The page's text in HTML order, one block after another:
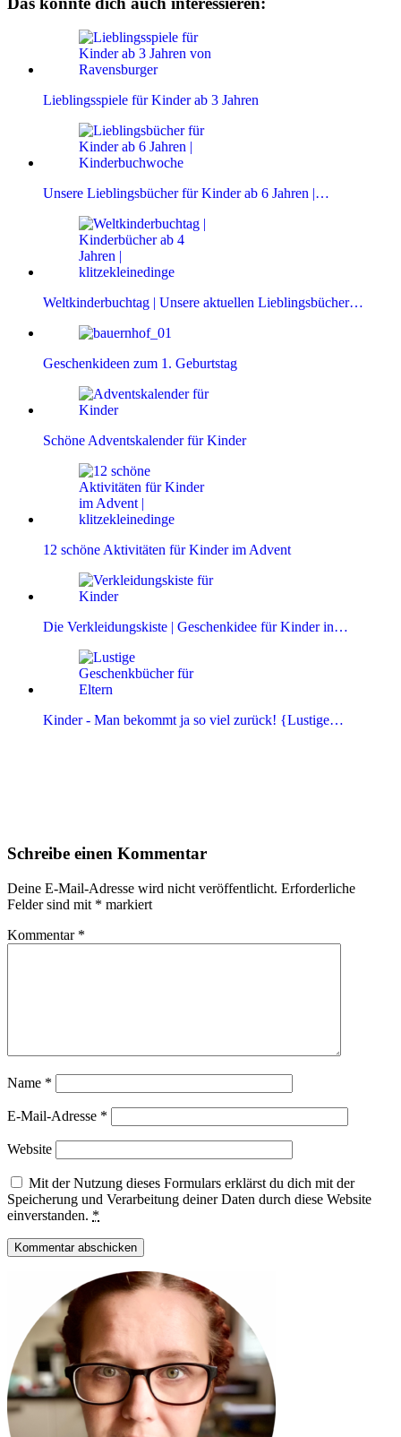
Lieblingsspiele für Kinder ab 3 Jahren
Unsere Lieblingsbücher für Kinder ab 6 Jahren |…
Weltkinderbuchtag | Unsere aktuellen Lieblingsbücher…
Geschenkideen zum 1. Geburtstag
Schöne Adventskalender für Kinder
12 schöne Aktivitäten für Kinder im Advent
Die Verkleidungskiste | Geschenkidee für Kinder in…
Kinder - Man bekommt ja so viel zurück! {Lustige…
Interaktionen
Schreibe einen Kommentar
Deine E-Mail-Adresse wird nicht veröffentlicht. Erforderliche
Felder sind mit * markiert
Kommentar *
Name *
E-Mail-Adresse *
Website
Mit der Nutzung dieses Formulars erklärst du dich mit der
Speicherung und Verarbeitung deiner Daten durch diese Website
einverstanden. *
Sidebar